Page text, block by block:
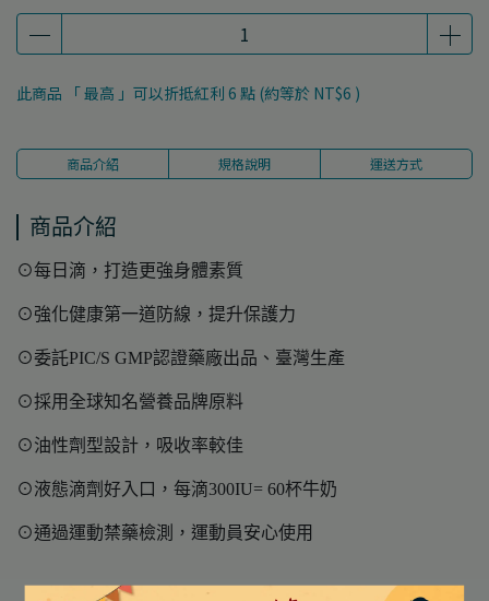
此商品 「 最高 」可以折抵紅利 6 點 (約等於 NT$6 )
商品介紹 規格說明 運送方式
商品介紹
⊙每日滴，打造更強身體素質
⊙強化健康第一道防線，提升保護力
⊙委託PIC/S GMP認證藥廠出品、臺灣生產
⊙採用全球知名營養品牌原料
⊙油性劑型設計，吸收率較佳
⊙液態滴劑好入口，每滴300IU= 60杯牛奶
⊙通過運動禁藥檢測，運動員安心使用